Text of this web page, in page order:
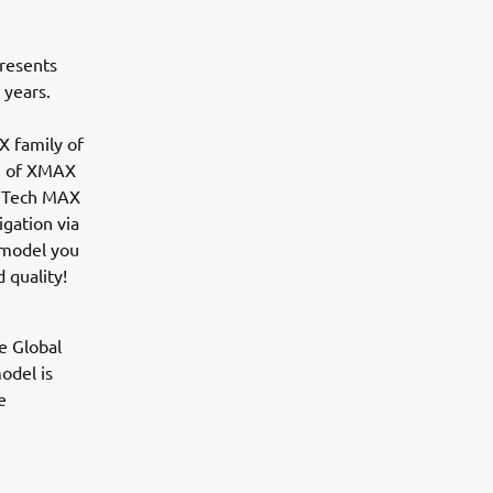
family of
of XMAX
MAX
via
you
quality!
Global
is